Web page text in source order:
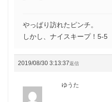
やっぱり訪れたピンチ。
しかし、ナイスキープ！5-5
2019/08/30 3:13:37返信
ゆうた